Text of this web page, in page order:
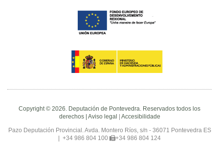
Copyright © 2026. Deputación de Pontevedra. Reservados todos los
derechos | Aviso legal | Accesibilidade
Pazo Deputación Provincial. Avda. Montero Ríos, s/n - 36071 Pontevedra ES
| +34 986 804 100
+34 986 804 124